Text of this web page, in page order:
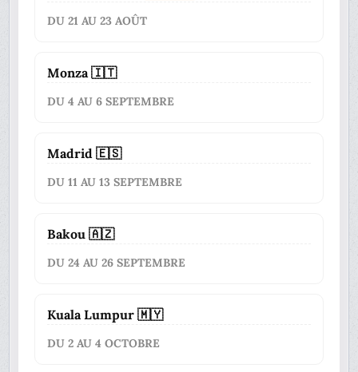
DU 21 AU 23 AOÛT
Monza 🇮🇹
DU 4 AU 6 SEPTEMBRE
Madrid 🇪🇸
DU 11 AU 13 SEPTEMBRE
Bakou 🇦🇿
DU 24 AU 26 SEPTEMBRE
Kuala Lumpur 🇲🇾
DU 2 AU 4 OCTOBRE